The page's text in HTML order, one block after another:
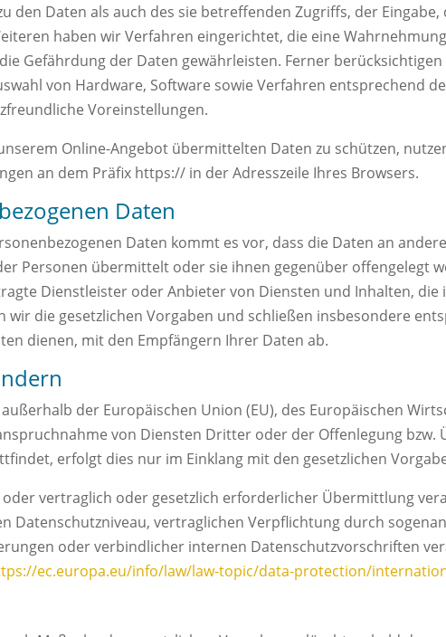
den Daten als auch des sie betreffenden Zugriffs, der
haben wir Verfahren eingerichtet, die eine
Gefährdung der Daten gewährleisten. Ferner
von Hardware, Software sowie Verfahren entsprechend
Voreinstellungen.
Online-Angebot übermittelten Daten zu schützen,
an dem Präfix https:// in der Adresszeile Ihres Browsers.
Daten
Daten kommt es vor, dass die Daten an
Personen übermittelt oder sie ihnen gegenüber offengelegt
Dienstleister oder Anbieter von Diensten und Inhalten, die
wir die gesetzlichen Vorgaben und schließen insbesondere
dienen, mit den Empfängern Ihrer Daten ab.
der Europäischen Union (EU), des Europäischen
von Diensten Dritter oder der Offenlegung bzw.
erfolgt dies nur im Einklang mit den gesetzlichen
vertraglich oder gesetzlich erforderlicher Übermittlung
vertraglichen Verpflichtung durch
oder verbindlicher internen Datenschutzvorschriften
ec.europa.eu/info/law/law-topic/data-protection/